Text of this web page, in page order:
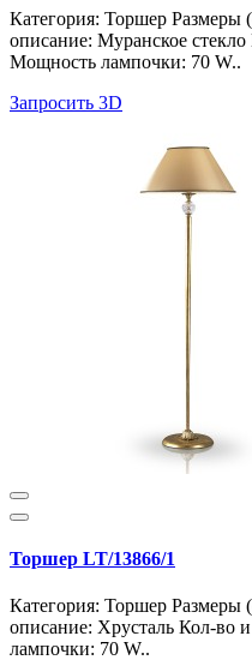
Категория: Торшер Размеры
описание: Муранское
Мощность лампочки: 70 W..
Запросить 3D
Торшер LT/13866/1
Категория: Торшер Размеры
описание: Хрусталь Кол-во
лампочки: 70 W..